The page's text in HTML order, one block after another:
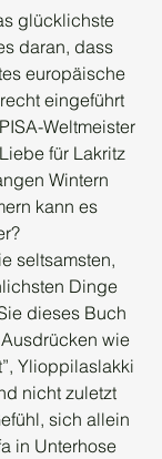
glücklichste
daran, dass
europäische
eingeführt
Weltmeister
für Lakritz
Wintern
kann es
seltsamsten,
Dinge
dieses Buch
wie
Ylioppilaslakki
nicht zuletzt
sich allein
in Unterhose